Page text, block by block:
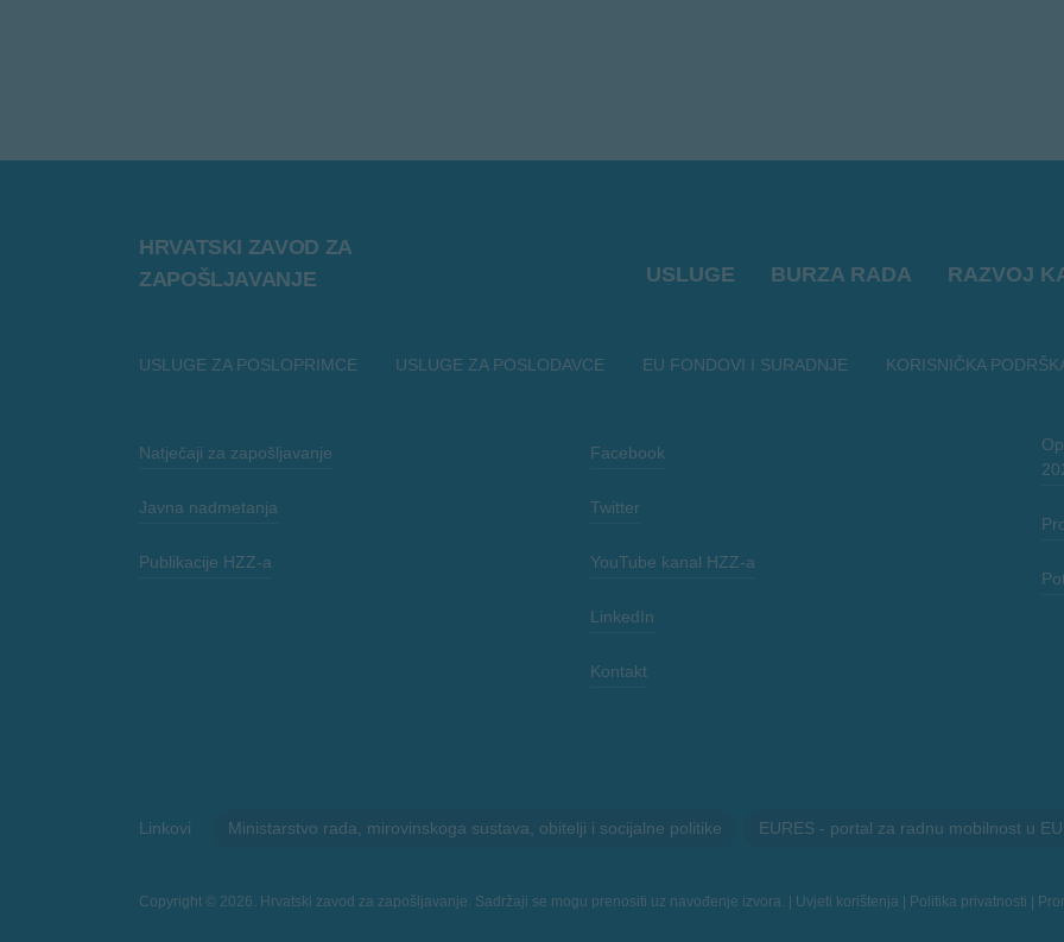
HRVATSKI ZAVOD ZA
ZAPOŠLJAVANJE
USLUGE BURZA RADA RAZVOJ
USLUGE ZA POSLOPRIMCE USLUGE ZA POSLODAVCE EU FONDOVI I SURADNJE KORISNIČKA
Natječaji za zapošljavanje
Javna nadmetanja
Publikacije HZZ-a
Facebook
Twitter
YouTube kanal HZZ-a
LinkedIn
Kontakt
Linkovi Ministarstvo rada, mirovinskoga sustava, obitelji i socijalne politike EURES - portal za radnu mobilnost u EU
Copyright © 2026. Hrvatski zavod za zapošljavanje. Sadržaji se mogu prenositi uz navođenje izvora. | Uvjeti korištenja | Politika privatnosti |